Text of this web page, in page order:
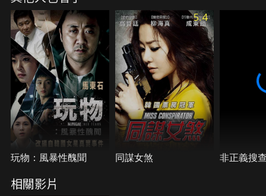
返韓的道日（張東潤 飾）等人，他們各有目的，抱持
戒心搭上這艘船。在前往韓國的途中，在太平洋上的
他們遭遇前所未見的極端狀況，究竟在這海上煉獄
裡，誰能活到最後呢？
玩物：風暴性醜聞
5.4
同謀女煞 非正義搜
相關影片